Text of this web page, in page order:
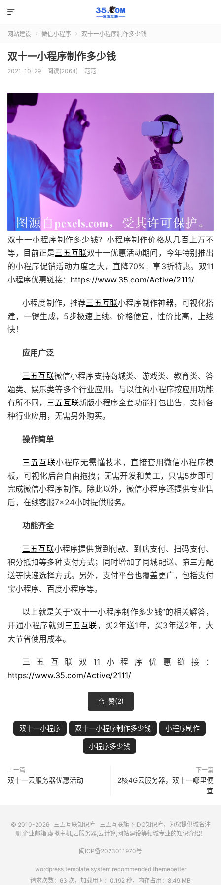

网站建设  微信小程序  双十一小程序制作多少钱
双十一小程序制作多少钱
2021-10-29 阅读(2064) 范范
双十一小程序制作多少钱？小程序制作价格从几百上万不
等，目前正是三五互联双十一优惠活动期间，今年特别推出
的小程序促销活动力度之大，直降70%，享3折特惠。双11
小程序优惠链接： https://www.35.com/Active/2111/
小程度制作，推荐三五互联小程序制作神器，可视化搭
建，一键生成，5步极速上线。价格便宜，性价比高，上线
快！
应用广泛
三五互联微信小程序支持商城类、游戏类、教育类、答
题类、娱乐类等多个行业应用。与以往的小程序按应用功能
有所不同， 三五互联新版小程序全套功能打包出售，支持各
种行业应用，无需另外购买。
操作简单
三五互联小程序无需懂技术，直接套用微信小程序模
板，可视化后台自由拖拽；无需开发和美工，只需5步即可
完成微信小程序制作。除此以外，微信小程序还提供专业售
后，在线客服7×24小时提供服务。
功能齐全
三五互联小程序提供货到付款、到店支付、扫码支付、
积分抵扣等多种支付方式；同时增加了同城配送、第三方配
送等快递选择方式。另外，支付平台也覆盖更广，包括支付
宝小程序、百度小程序等。
以上就是关于“双十一小程序制作多少钱”的相关解答，
开通小程序就到 三五互联，买2年送1年，买3年送2年，大
大节省使用成本。
三五互联双11小程序优惠链接：
https://www.35.com/Active/2111/
 赞(2)
双十一小程序 双十一小程序制作多少钱 小程序制作
小程序多少钱
上一篇
双十一云服务器优惠活动
下一篇
2核4G云服务器，双十一哪里便
宜
© 2010-2026 三五互联知识库 三五互联旗下IDC知识库，为您提供域名注
册,企业邮箱,虚拟主机,云服务器,云计算,网站建设等领域专业的知识介绍！
闽ICP备2023011970号
wordpress template system recommended themebetter
请求次数：63 次，加载用时：0.192 秒，内存占用：8.49 MB